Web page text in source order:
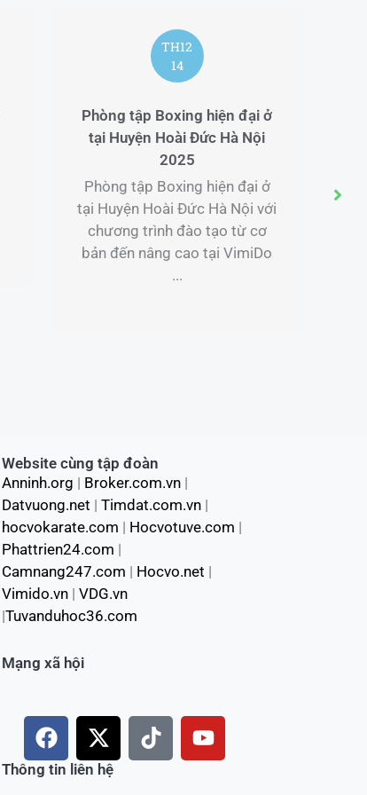
TH12
14
Phòng tập Boxing hiện đại ở
tại Huyện Hoài Đức Hà Nội
2025
Phòng tập Boxing hiện đại ở
tại Huyện Hoài Đức Hà Nội với
chương trình đào tạo từ cơ
bản đến nâng cao tại VimiDo
...
Website cùng tập đoàn
Anninh.org | Broker.com.vn|
Datvuong.net | Timdat.com.vn|
hocvokarate.com | Hocvotuve.com |
Phattrien24.com |
Camnang247.com | Hocvo.net |
Vimido.vn| VDG.vn
|Tuvanduhoc36.com
Mạng xã hội
F
a
c
X
-
t
T
i
Y
o
Thông tin liên hệ